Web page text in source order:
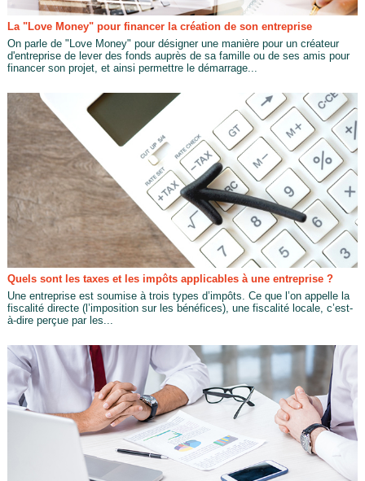
La "Love Money" pour financer la création de son entreprise
On parle de "Love Money" pour désigner une manière pour un créateur
d'entreprise de lever des fonds auprès de sa famille ou de ses amis pour
financer son projet, et ainsi permettre le démarrage...
Quels sont les taxes et les impôts applicables à une entreprise ?
Une entreprise est soumise à trois types d’impôts. Ce que l’on appelle la
fiscalité directe (l’imposition sur les bénéfices), une fiscalité locale, c’est-
à-dire perçue par les...